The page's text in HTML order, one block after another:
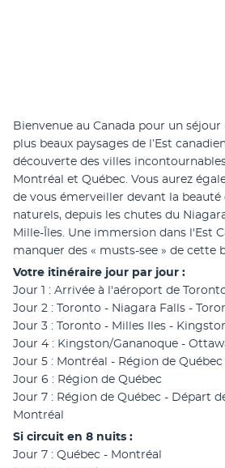
Bienvenue au Canada pour un
plus beaux paysages de l’Est
découverte des villes
Montréal et Québec. Vous aurez
de vous émerveiller devant la beauté
naturels, depuis les chutes du
Mille-Îles. Une immersion dans l'Est
manquer des « musts-see » de cette
Votre itinéraire jour par jour :
Jour 1 : Arrivée à l'aéroport de
Jour 2 : Toronto - Niagara Falls -
Jour 3 : Toronto - Milles Iles -
Jour 4 : Kingston/Gananoque -
Jour 5 : Montréal - Région de Québec
Jour 6 : Région de Québec
Jour 7 : Région de Québec - Départ
Montréal
Si circuit en 8 nuits :
Jour 7 : Québec - Montréal